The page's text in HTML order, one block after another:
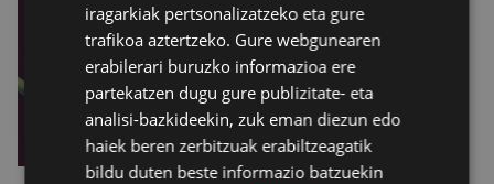
iragarkiak pertsonalizatzeko eta gure
trafikoa aztertzeko. Gure webgunearen
erabilerari buruzko informazioa ere
partekatzen dugu gure publizitate- eta
analisi-bazkideekin, zuk eman diezun edo
haiek beren zerbitzuak erabiltzeagatik
bildu duten beste informazio batzuekin